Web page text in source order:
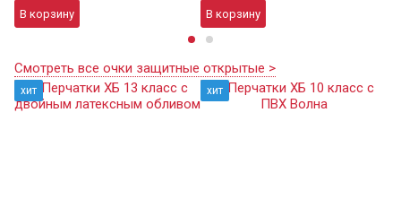
В корзину В корзину
Смотреть все очки защитные открытые >
хит хит